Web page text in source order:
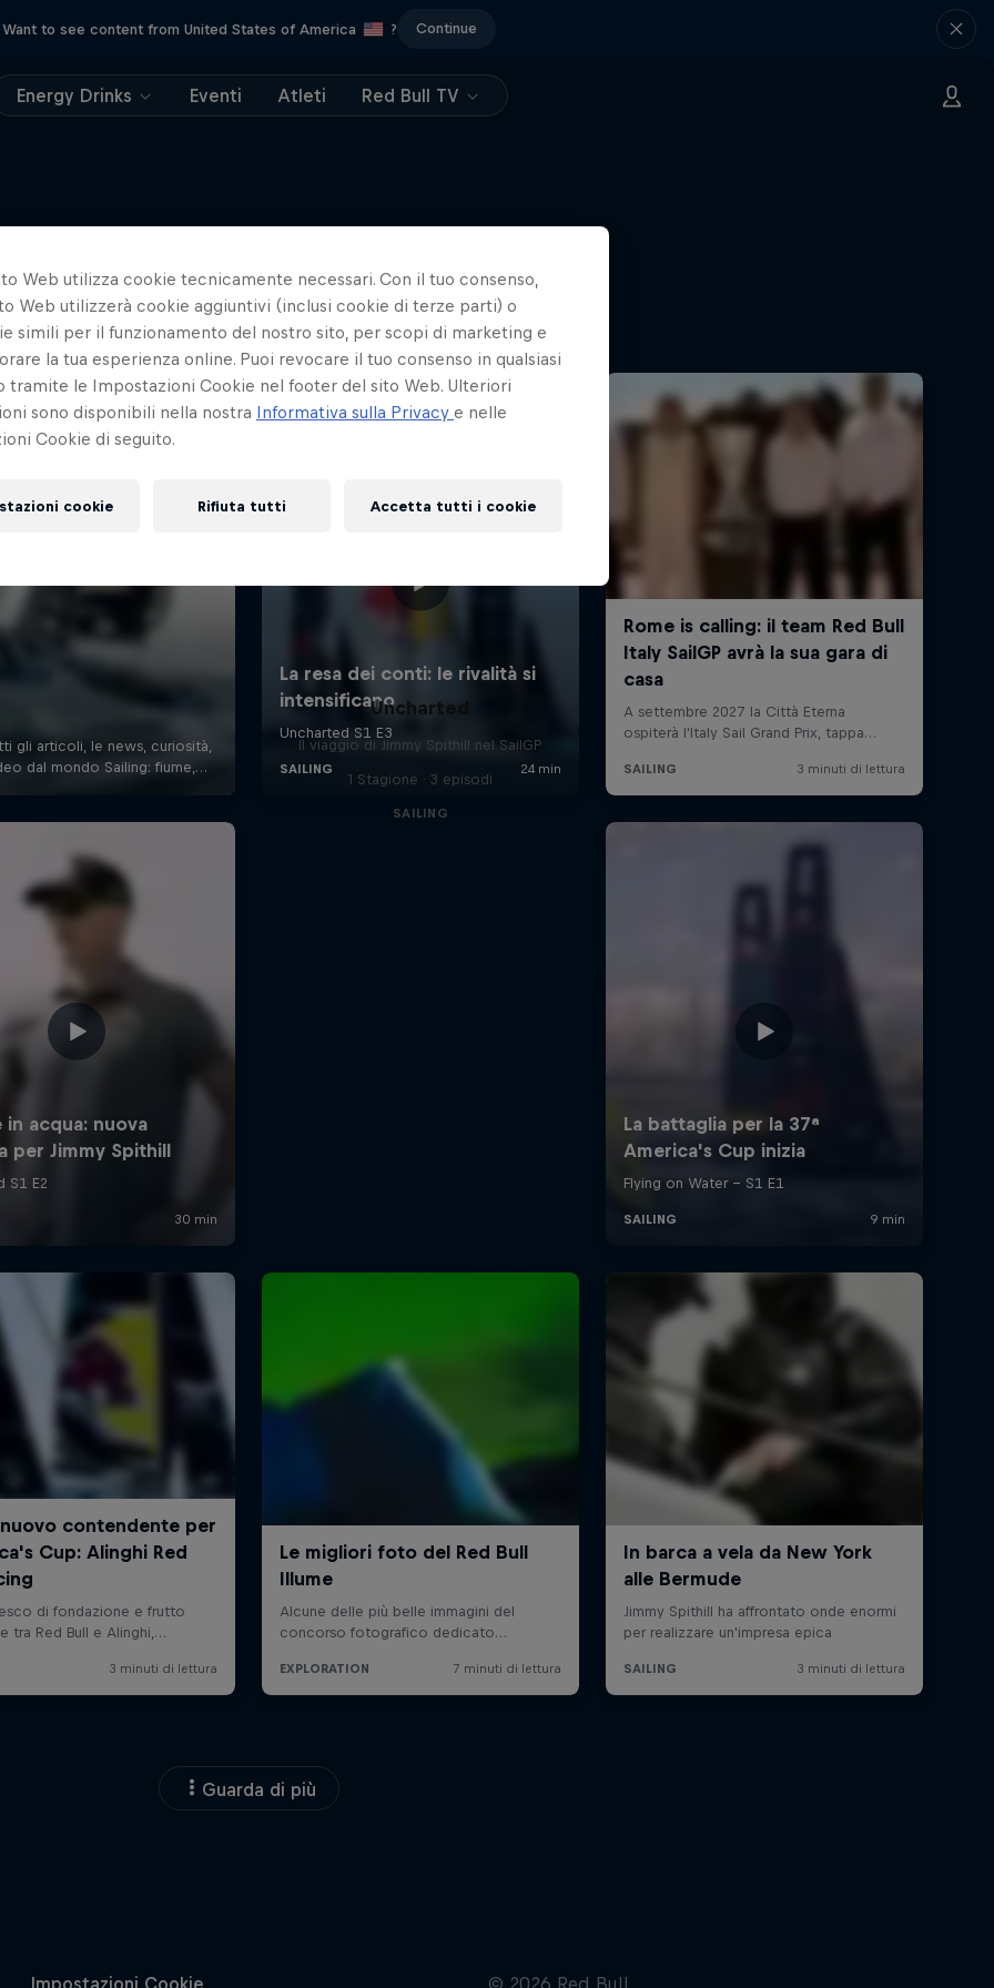
Want to see content from United States of America ? Continue
Energy Drinks Eventi Atleti Red Bull TV
Potrebbe interessarti anche
Uncharted
Il viaggio di Jimmy Spithill nel SailGP
1 Stagione · 3 episodi
SAILING
Guarda di più
Web utilizza cookie tecnicamente necessari. Con il tuo consenso,
Web utilizzerà cookie aggiuntivi (inclusi cookie di terze parti) o
simili per il funzionamento del nostro sito, per scopi di marketing e
la tua esperienza online. Puoi revocare il tuo consenso in qualsiasi
tramite le Impostazioni Cookie nel footer del sito Web. Ulteriori
sono disponibili nella nostra Informativa sulla Privacy e nelle
Cookie di seguito.
cookie Rifiuta tutti Accetta tutti i cookie